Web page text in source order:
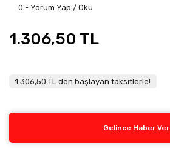
0 - Yorum Yap / Oku
1.306,50 TL
1.306,50 TL den başlayan taksitlerle!
Gelince Haber Ver